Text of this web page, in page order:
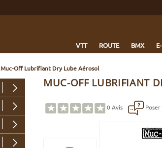
VTT ROUTE BMX
Muc-Off Lubrifiant Dry Lube Aérosol
MUC-OFF LUBRIFIANT
0 Avis